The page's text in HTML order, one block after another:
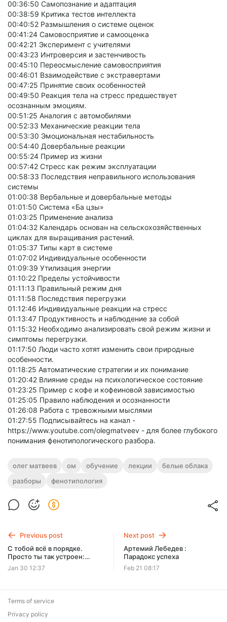
00:36:50 Самопознание и адаптация
00:38:59 Критика тестов интеллекта
00:40:52 Размышления о системе оценок
00:41:24 Самовосприятие и самооценка
00:42:21 Эксперимент с учителями
00:43:23 Интроверсия и застенчивость
00:45:10 Переосмысление самовосприятия
00:46:01 Взаимодействие с экстравертами
00:47:25 Принятие своих особенностей
00:49:50 Реакция тела на стресс предшествует
осознанным эмоциям.
00:51:25 Аналогия с автомобилями
00:52:33 Механические реакции тела
00:53:30 Эмоциональная нестабильность
00:54:40 Довербальные реакции
00:55:24 Пример из жизни
00:57:42 Стресс как режим эксплуатации
00:58:33 Последствия неправильного использования
системы
01:00:38 Вербальные и довербальные методы
01:01:50 Система «Ба цзы»
01:03:25 Применение анализа
01:04:32 Календарь основан на сельскохозяйственных
циклах для выращивания растений.
01:05:37 Типы карт в системе
01:07:02 Индивидуальные особенности
01:09:39 Утилизация энергии
01:10:22 Пределы устойчивости
01:11:13 Правильный режим дня
01:11:58 Последствия перегрузки
01:12:46 Индивидуальные реакции на стресс
01:13:47 Продуктивность и наблюдение за собой
01:15:32 Необходимо анализировать свой режим жизни и
симптомы перегрузки.
01:17:50 Люди часто хотят изменить свои природные
особенности.
01:18:25 Автоматические стратегии и их понимание
01:20:42 Влияние среды на психологическое состояние
01:23:25 Пример с кофе и кофеиновой зависимостью
01:25:05 Правило наблюдения и осознанности
01:26:08 Работа с тревожными мыслями
01:27:55 Подписывайтесь на канал -
https://www.youtube.com/olegmatveev - для более глубокого
понимания фенотипологического разбора.
олег матвеев ом обучение лекции
белые облака
разборы
фенотипология
Previous post
С тобой всё в порядке.
Просто ты так устроен:
фенотипологический
разбор без психологии
Jan 30 12:37
Next post
Артемий Лебедев :
Парадокс успеха
Feb 21 08:17
Terms of service
Privacy policy